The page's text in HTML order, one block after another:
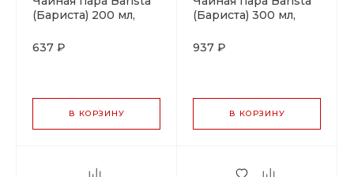
(Бариста) 200 мл,
Proff Cuisine
637 ₽
В КОРЗИНУ
(Бариста) 300 мл,
P.L. Proff Cuisine
937 ₽
В КОРЗИНУ